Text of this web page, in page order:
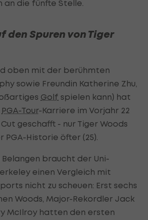
an die fünfte Stelle.
den Spuren von Tiger
oben mit der berühmten
sowie Freundin Katherine Zhu,
Golf spielen kann) hat
PGA-Tour-Karriere im Vorjahr 22
geschafft - nur Tiger Woods
PGA-Historie öfter (25).
braucht der Uni-
einen Vergleich mit
nicht zu scheuen: Erst sechs
Woods, Major-Rekordler Jack
McIlroy hatten den ersten